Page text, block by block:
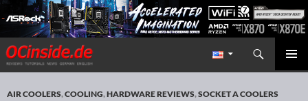
Redaktion ocinside.de PC Hardware Portal International
Search
SKIP TO CONTENT
AIR COOLERS,COOLING,HARDWARE REVIEWS,SOCKET A COOLERS